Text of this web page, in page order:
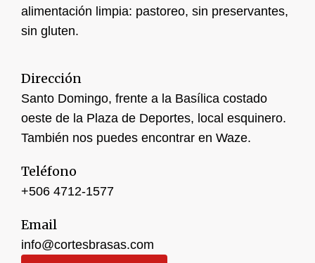
alimentación limpia: pastoreo, sin preservantes,
sin gluten.
Dirección
Santo Domingo, frente a la Basílica costado
oeste de la Plaza de Deportes, local esquinero.
También nos puedes encontrar en Waze.
Teléfono
+506 4712-1577
Email
info@cortesbrasas.com